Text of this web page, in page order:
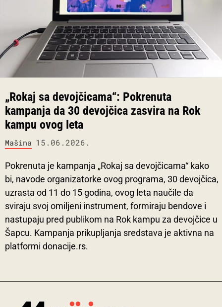
„Rokaj sa devojčicama“: Pokrenuta
kampanja da 30 devojčica zasvira na Rok
kampu ovog leta
Mašina 15.06.2026.
Pokrenuta je kampanja „Rokaj sa devojčicama“ kako
bi, navode organizatorke ovog programa, 30 devojčica,
uzrasta od 11 do 15 godina, ovog leta naučile da
sviraju svoj omiljeni instrument, formiraju bendove i
nastupaju pred publikom na Rok kampu za devojčice u
Šapcu. Kampanja prikupljanja sredstava je aktivna na
platformi donacije.rs.